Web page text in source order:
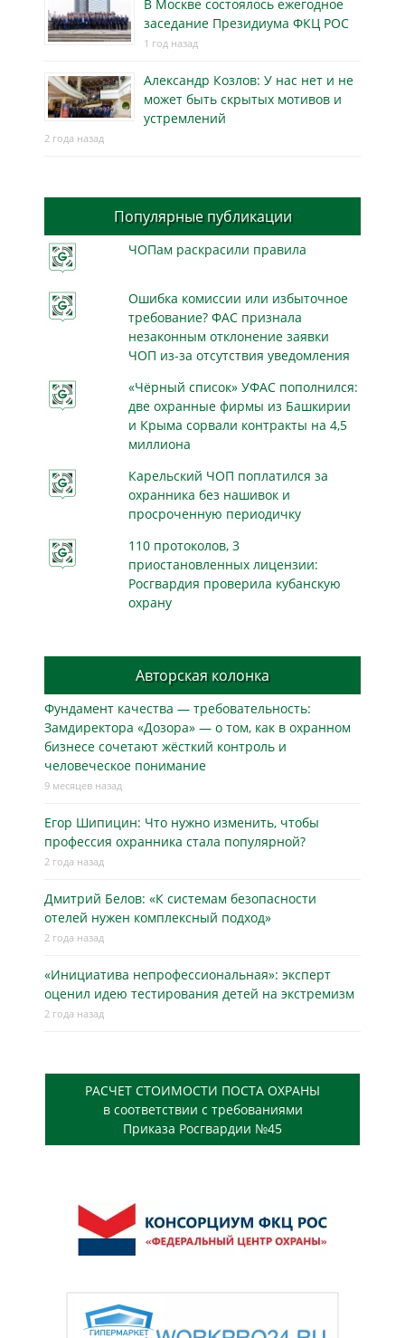
В Москве состоялось ежегодное
заседание Президиума ФКЦ РОС
1 год назад
Александр Козлов: У нас нет и не
может быть скрытых мотивов и
устремлений
2 года назад
Популярные публикации
ЧОПам раскрасили правила
Ошибка комиссии или избыточное
требование? ФАС признала
незаконным отклонение заявки
ЧОП из-за отсутствия уведомления
«Чёрный список» УФАС пополнился:
две охранные фирмы из Башкирии
и Крыма сорвали контракты на 4,5
миллиона
Карельский ЧОП поплатился за
охранника без нашивок и
просроченную периодичку
110 протоколов, 3
приостановленных лицензии:
Росгвардия проверила кубанскую
охрану
Авторская колонка
Фундамент качества — требовательность:
Замдиректора «Дозора» — о том, как в охранном
бизнесe сочетают жёсткий контроль и
человеческое понимание
9 месяцев назад
Егор Шипицин: Что нужно изменить, чтобы
профессия охранника стала популярной?
2 года назад
Дмитрий Белов: «К системам безопасности
отелей нужен комплексный подход»
2 года назад
«Инициатива непрофессиональная»: эксперт
оценил идею тестирования детей на экстремизм
2 года назад
РАСЧЕТ СТОИМОСТИ ПОСТА ОХРАНЫ
в соответствии с требованиями
Приказа Росгвардии №45